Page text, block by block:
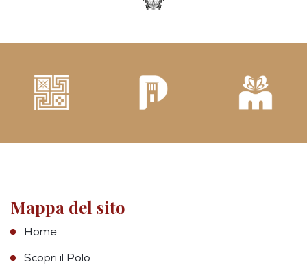
Mappa del sito
Home
Scopri il Polo